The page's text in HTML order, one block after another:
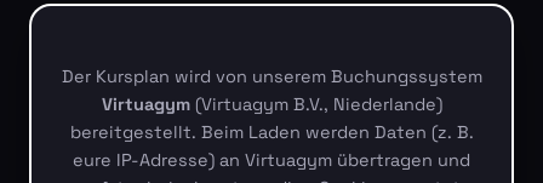
Der Kursplan wird von unserem Buchungssystem
Virtuagym(Virtuagym B.V., Niederlande)
bereitgestellt. Beim Laden werden Daten (z. B.
eure IP-Adresse) an Virtuagym übertragen und